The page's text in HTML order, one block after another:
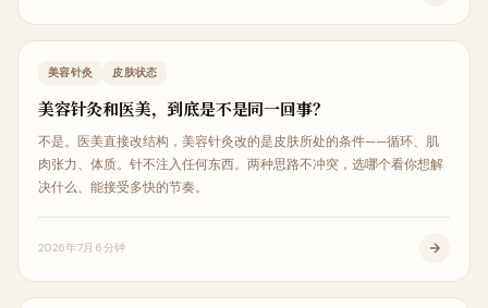
中医治疗
美容针灸 皮肤状态
美容针灸和医美，到底是不是同一回事？
不是。医美直接改结构，美容针灸改的是皮肤所处的条件——循环、肌
肉张力、体质。针不注入任何东西。两种思路不冲突，选哪个看你想解
决什么、能接受多快的节奏。
2026年7月6分钟